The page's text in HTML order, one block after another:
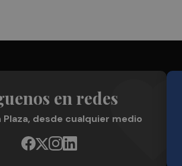
en redes
Plaza, desde cualquier medio